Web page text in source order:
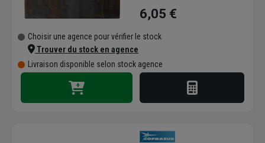
6,05 €
Choisir une agence pour vérifier le stock
Trouver du stock en agence
Livraison disponible selon stock agence